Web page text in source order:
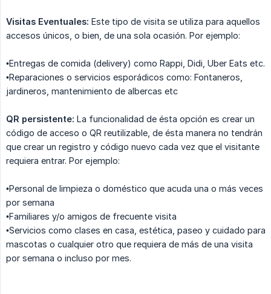
Visitas Eventuales: Este tipo de visita se utiliza para aquellos
accesos únicos, o bien, de una sola ocasión. Por ejemplo:
•Entregas de comida (delivery) como Rappi, Didi, Uber Eats etc.
•Reparaciones o servicios esporádicos como: Fontaneros,
jardineros, mantenimiento de albercas etc
QR persistente: La funcionalidad de ésta opción es crear un
código de acceso o QR reutilizable, de ésta manera no tendrán
que crear un registro y código nuevo cada vez que el visitante
requiera entrar. Por ejemplo:
•Personal de limpieza o doméstico que acuda una o más veces
por semana
•Familiares y/o amigos de frecuente visita
•Servicios como clases en casa, estética, paseo y cuidado para
mascotas o cualquier otro que requiera de más de una visita
por semana o incluso por mes.